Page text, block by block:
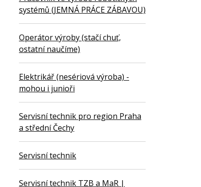
systémů (JEMNÁ PRÁCE ZÁBAVOU)
Operátor výroby (stačí chuť,
ostatní naučíme)
Elektrikář (nesériová výroba) -
mohou i junioři
Servisní technik pro region Praha
a střední Čechy
Servisní technik
Servisní technik TZB a MaR |